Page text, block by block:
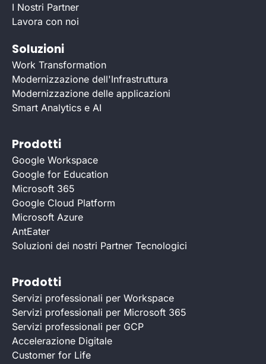
I Nostri Partner
Lavora con noi
Soluzioni
Work Transformation
Modernizzazione dell'Infrastruttura
Modernizzazione delle applicazioni
Smart Analytics e AI
Prodotti
Google Workspace
Google for Education
Microsoft 365
Google Cloud Platform
Microsoft Azure
AntEater
Soluzioni dei nostri Partner Tecnologici
Prodotti
Servizi professionali per Workspace
Servizi professionali per Microsoft 365
Servizi professionali per GCP
Accelerazione Digitale
Customer for Life